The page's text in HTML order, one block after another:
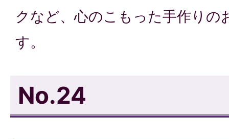
クなど、心のこもった手作りの
す。
No.24